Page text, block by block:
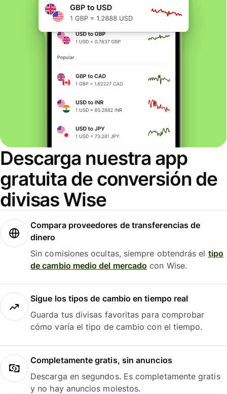
Descarga nuestra app
gratuita de conversión de
divisas Wise
Compara proveedores de transferencias de
dinero
Sin comisiones ocultas, siempre obtendrás el tipo
de cambio medio del mercado con Wise.
Sigue los tipos de cambio en tiempo real
Guarda tus divisas favoritas para comprobar
cómo varía el tipo de cambio con el tiempo.
Completamente gratis, sin anuncios
Descarga en segundos. Es completamente gratis
y no hay anuncios molestos.